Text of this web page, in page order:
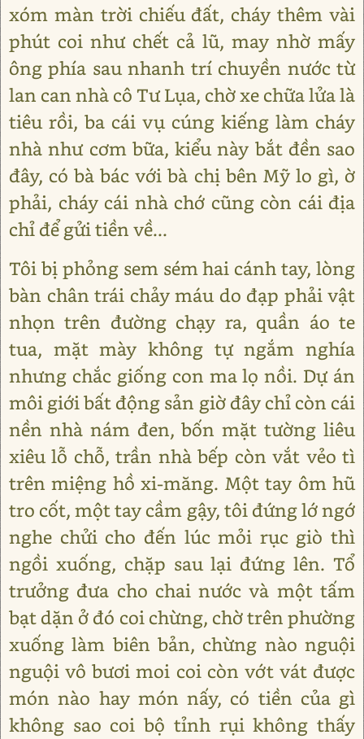
xóm màn trời chiếu đất, cháy thêm vài
phút coi như chết cả lũ, may nhờ mấy
ông phía sau nhanh trí chuyền nước từ
lan can nhà cô Tư Lụa, chờ xe chữa lửa là
tiêu rồi, ba cái vụ cúng kiếng làm cháy
nhà như cơm bữa, kiểu này bắt đền sao
đây, có bà bác với bà chị bên Mỹ lo gì, ờ
phải, cháy cái nhà chớ cũng còn cái địa
chỉ để gửi tiền về...
Tôi bị phỏng sem sém hai cánh tay, lòng
bàn chân trái chảy máu do đạp phải vật
nhọn trên đường chạy ra, quần áo te
tua, mặt mày không tự ngắm nghía
nhưng chắc giống con ma lọ nồi. Dự án
môi giới bất động sản giờ đây chỉ còn cái
nền nhà nám đen, bốn mặt tường liêu
xiêu lỗ chỗ, trần nhà bếp còn vắt vẻo tì
trên miệng hồ xi-măng. Một tay ôm hũ
tro cốt, một tay cầm gậy, tôi đứng lớ ngớ
nghe chửi cho đến lúc mỏi rục giò thì
ngồi xuống, chặp sau lại đứng lên. Tổ
trưởng đưa cho chai nước và một tấm
bạt dặn ở đó coi chừng, chờ trên phường
xuống làm biên bản, chừng nào nguội
nguội vô bươi moi coi còn vớt vát được
món nào hay món nấy, có tiền của gì
không sao coi bộ tỉnh rụi không thấy